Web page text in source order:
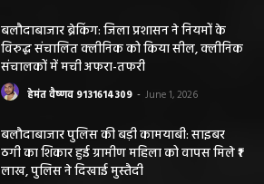
बलौदाबाजार ब्रेकिंग: जिला प्रशासन ने नियमों के
विरुद्ध संचालित क्लीनिक को किया सील, क्लीनिक
संचालकों में मची अफरा-तफरी
हेमंत वैष्णव 9131614309 - June 1, 2026
बलौदाबाजार पुलिस की बड़ी कामयाबी: साइबर
ठगी का शिकार हुई ग्रामीण महिला को वापस मिले ₹1
लाख, पुलिस ने दिखाई मुस्तैदी